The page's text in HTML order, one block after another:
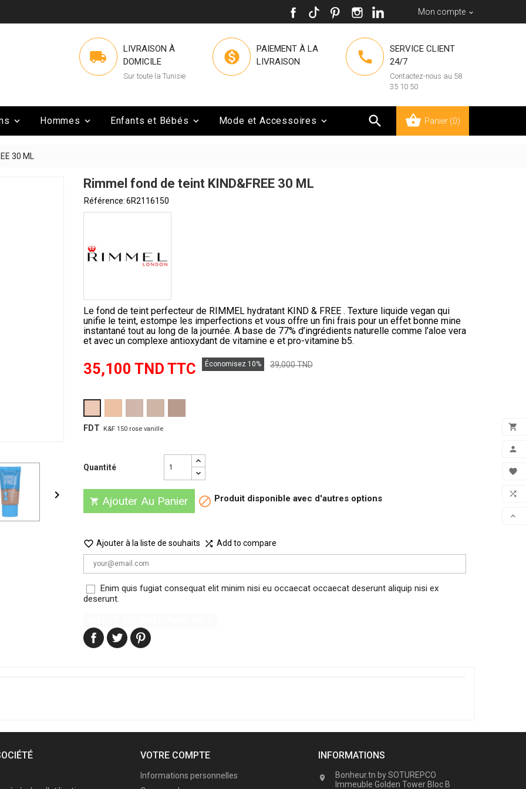





Mon compte 

LIVRAISON À
DOMICILE
Sur toute la Tunisie

PAIEMENT À LA
LIVRAISON

SERVICE CLIENT
24/7
Contactez-nous au 58
35 10 50
 
Hommes 
Enfants et Bébés 
Mode et Accessoires  Panier (0)
30 ML

Rimmel fond de teint KIND&FREE 30 ML
Référence:6R2116150
Le fond de teint perfecteur de RIMMEL hydratant KIND & FREE . Texture liquide vegan qui
unifie le teint, estompe les imperfections et vous offre un fini frais pour un effet bonne mine
instantané tout au long de la journée. A base de 77% d’ingrédients naturelle comme l’aloe vera
et avec un complexe antioxydant de vitamine e et pro-vitamine b5.
35,100 TND TTC Économisez 10% 39,000 TND
150
rose
160
vanille
201
classic
210
Golden
400
FDT K&F 150 rose vanille
Quantité
 Ajouter Au Panier  Produit disponible avec d'autres options
 Ajouter à la liste de souhaits  Add to compare
Enim quis fugiat consequat elit minim nisi eu occaecat occaecat deserunt aliquip nisi ex
deserunt.
VOTRE COMPTE
Informations personnelles
INFORMATIONS

Bonheur.tn by SOTUREPCO
Immeuble Golden Tower Bloc B